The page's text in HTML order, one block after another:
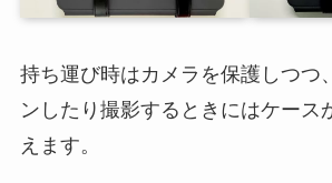
持ち運び時はカメラを保護しつつ
ンしたり撮影するときにはケース
えます。